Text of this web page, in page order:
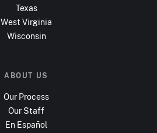
Texas
West Virginia
Wisconsin
ABOUT US
Our Process
Our Staff
En Español